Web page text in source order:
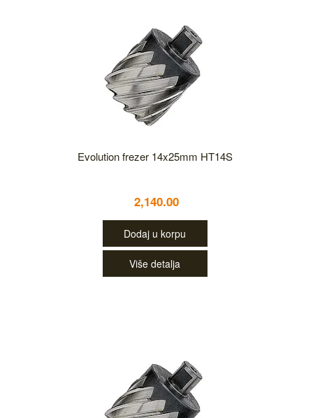
Evolution frezer 14x25mm HT14S
2,140.00
Dodaj u korpu
Više detalja